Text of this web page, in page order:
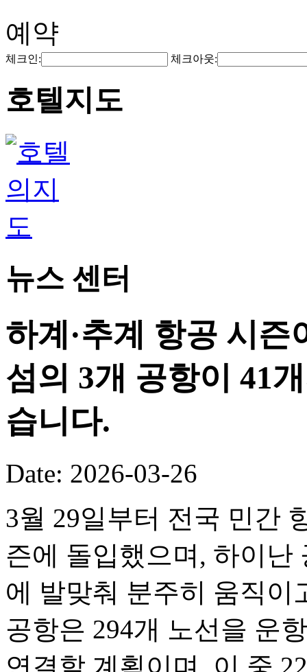
예약
체크인: 체크아웃:
호텔지도
뉴스 센터
하계·추계 항공 시
섬의 3개 공항이 41
습니다.
Date: 2026-03-26
3월 29일부터 전국 민간
즌에 돌입했으며, 하이난
에 발맞춰 분주히 움직이
공항은 294개 노선을 운
연결할 계획이며, 이 중